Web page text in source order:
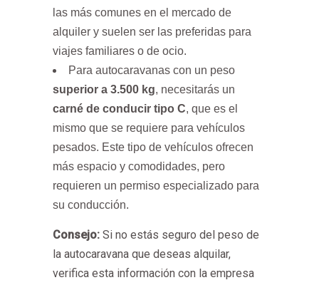
las más comunes en el mercado de
alquiler y suelen ser las preferidas para
viajes familiares o de ocio.
Para autocaravanas con un peso
superior a 3.500 kg, necesitarás un
carné de conducir tipo C, que es el
mismo que se requiere para vehículos
pesados. Este tipo de vehículos ofrecen
más espacio y comodidades, pero
requieren un permiso especializado para
su conducción.
Consejo: Si no estás seguro del peso de
la autocaravana que deseas alquilar,
verifica esta información con la empresa